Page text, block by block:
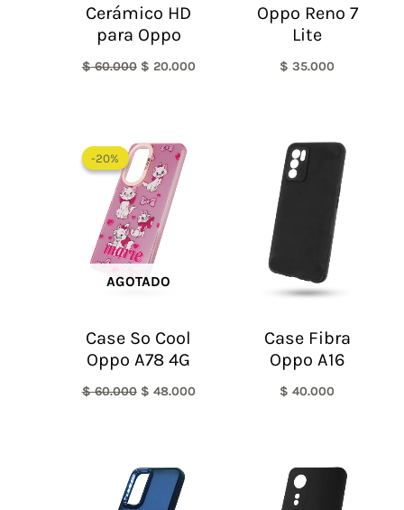
Cerámico HD
para Oppo
$60.000 $ 20.000
Oppo Reno 7
Lite
$ 35.000
-20%
AGOTADO
-20%
Case So Cool
Oppo A78 4G
$60.000
precio
original
era:
$ 60.000.
$ 48.000
Case Fibra
Oppo A16
$ 40.000